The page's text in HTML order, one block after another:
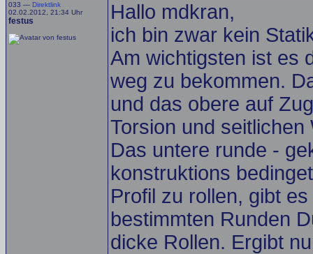
033 — Direktlink
02.02.2012, 21:34 Uhr
festus
Hallo mdkran,
ich bin zwar kein
Am wichtigsten ist es
weg zu bekommen.
und das obere auf
Torsion und
Das untere runde -
konstruktions
Profil zu rollen, gibt
bestimmten Runden
dicke Rollen. Ergibt